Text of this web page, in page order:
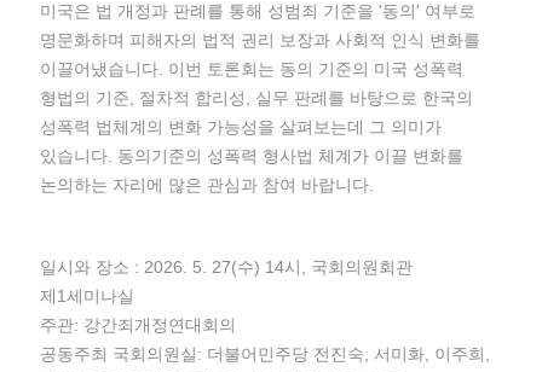
미국은 법 개정과 판례를 통해 성범죄 기준을 '동의' 여부로
명문화하며 피해자의 법적 권리 보장과 사회적 인식 변화를
이끌어냈습니다. 이번 토론회는 동의 기준의 미국 성폭력
형법의 기준, 절차적 합리성, 실무 판례를 바탕으로 한국의
성폭력 법체계의 변화 가능성을 살펴보는데 그 의미가
있습니다. 동의기준의 성폭력 형사법 체계가 이끌 변화를
논의하는 자리에 많은 관심과 참여 바랍니다.
일시와 장소 : 2026. 5. 27(수) 14시, 국회의원회관
제1세미나실
주관: 강간죄개정연대회의
공동주최 국회의원실: 더불어민주당 전진숙, 서미화, 이주희,